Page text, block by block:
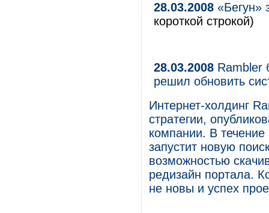
28.03.2008 «Бегун»
короткой строкой)
28.03.2008 Rambler
решил обновить
Интернет-холдинг
стратегии,
компании. В
запустит новую
возможностью
редизайн портала.
не новы и успех